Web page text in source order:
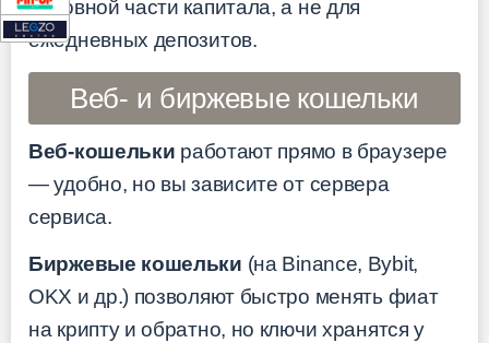
основной части капитала, а не для
ежедневных депозитов.
Веб- и биржевые кошельки
Веб-кошельки работают прямо в браузере
— удобно, но вы зависите от сервера
сервиса.
Биржевые кошельки (на Binance, Bybit,
OKX и др.) позволяют быстро менять фиат
на крипту и обратно, но ключи хранятся у